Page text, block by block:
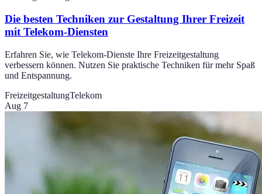
Die besten Techniken zur Gestaltung Ihrer Freizeit
mit Telekom-Diensten
Erfahren Sie, wie Telekom-Dienste Ihre Freizeitgestaltung
verbessern können. Nutzen Sie praktische Techniken für mehr Spaß
und Entspannung.
FreizeitgestaltungTelekom
Aug 7